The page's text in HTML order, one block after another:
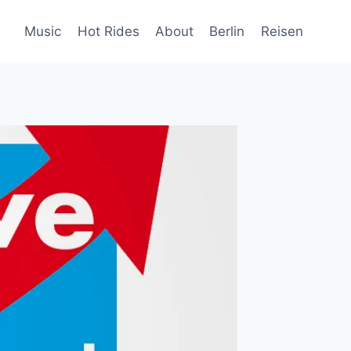
Music Hot Rides About Berlin Reisen